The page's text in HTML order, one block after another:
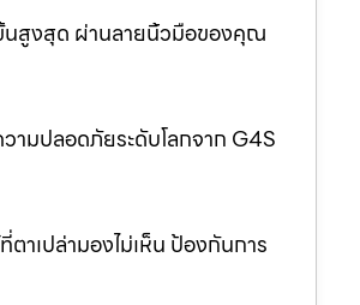
นสูงสุด ผ่านลายนิ้วมือของคุณ
มปลอดภัยระดับโลกจาก G4S
เปล่ามองไม่เห็น ป้องกันการ